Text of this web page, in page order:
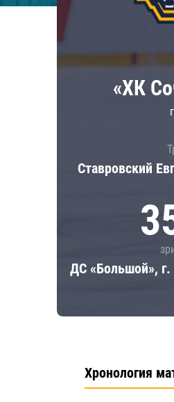
«ХК
Ставровский
ДС «Большой», г.
Хронология